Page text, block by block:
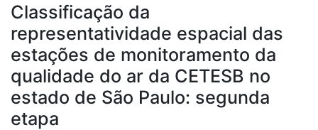
Repositório
Doações/Aquisições
Fale Conosco
Classificação da
representatividade espacial das
estações de monitoramento da
qualidade do ar da CETESB no
estado de São Paulo: segunda
etapa